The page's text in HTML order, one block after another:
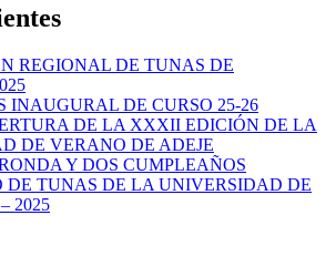
REGIONAL DE TUNAS DE
INAUGURAL DE CURSO 25-26
DE LA XXXII EDICIÓN DE LA
DE VERANO DE ADEJE
Y DOS CUMPLEAÑOS
DE TUNAS DE LA UNIVERSIDAD DE
2025